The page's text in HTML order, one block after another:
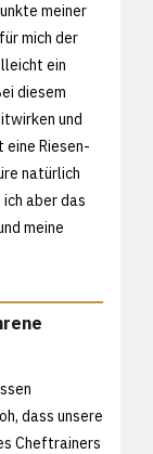
meiner
mich der
ein
diesem
und
eine Riesen-
natürlich
aber das
meine
dass unsere
Cheftrainers